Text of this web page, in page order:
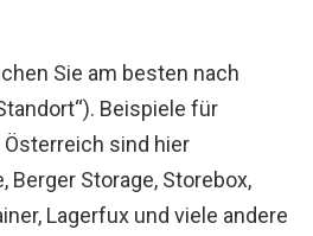
Sie am besten nach
Beispiele für
sind hier
Berger Storage, Storebox,
Lagerfux und viele andere